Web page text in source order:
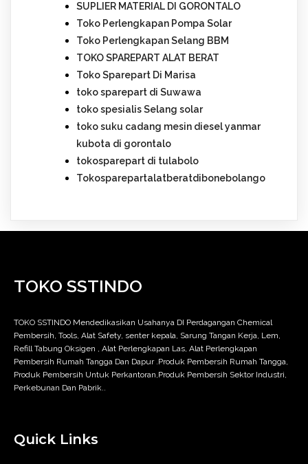
SUPLIER MATERIAL DI GORONTALO
Toko Perlengkapan Pompa Solar
Toko Perlengkapan Selang BBM
TOKO SPAREPART ALAT BERAT
Toko Sparepart Di Marisa
toko sparepart di Suwawa
toko spesialis Selang solar
toko suku cadang mesin diesel yanmar
kubota di gorontalo
tokosparepart di tulabolo
Tokosparepartalatberatdibonebolango
TOKO SSTINDO
TOKO SSTINDO Mendedikasikan Usahanya DI Perdagangan Chemical
Pembersih, Tools, Alat Safety, senter kepala, Sarung Tangan Kerja, Lem,
Refill Tabung Oksigen , Alat Perlengkapan Las, Alat Perlengkapan
Pembersih Rumah Tangga Dan Dapur .Produk Pembersih Rumah Tangga,
Produk Pembersih Untuk Perkantoran,Produk Pembersih Sektor Industri,
Perkebunan Dan Pabrik..
Quick Links